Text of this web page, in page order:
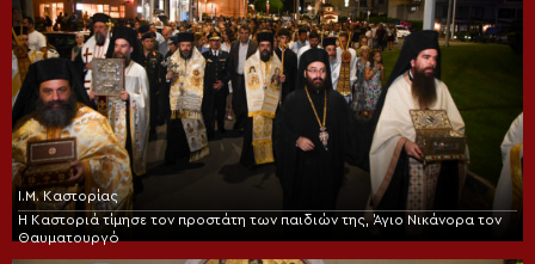
Ι.Μ. Καστορίας
Η Καστοριά τίμησε τον προστάτη των παιδιών της, Άγιο Νικάνορα τον
Θαυματουργό